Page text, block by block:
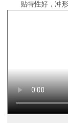
贴特性好，冲